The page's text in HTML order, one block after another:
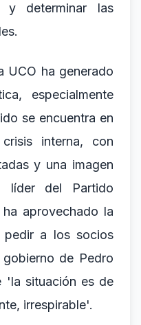
y determinar las
UCO ha generado
especialmente
se encuentra en
interna, con
y una imagen
líder del Partido
aprovechado la
a los socios
de Pedro
'la situación es de
irrespirable'.